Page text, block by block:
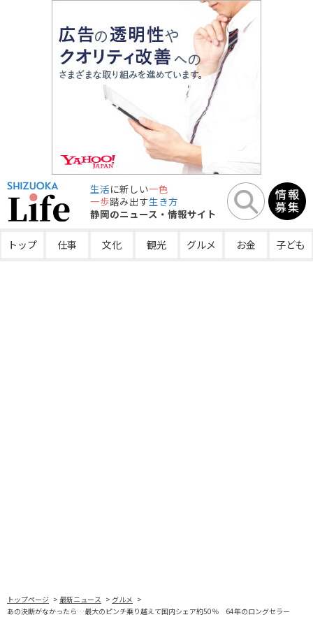
生活に新しい一色
一歩踏み出す生き方
静岡のニュース・情報サイト
トップ 仕事 文化 観光 グルメ お金 子ども
トップページ 最新ニュース
グルメ
あの決断がなかったら…最大のピンチ乗り越えて国内シェア約50％ 64年のロングセラー